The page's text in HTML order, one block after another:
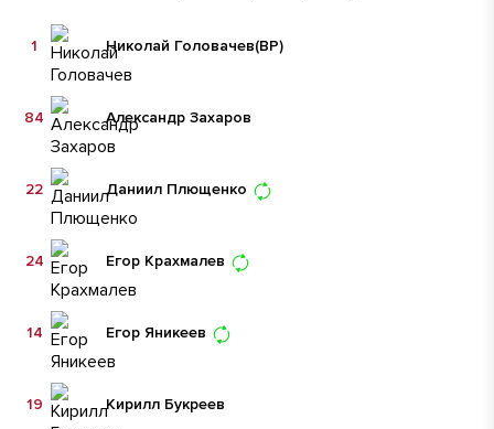
Николай Головачев(ВР)
1
Александр Захаров
84
Даниил Плющенко
22
Егор Крахмалев
24
Егор Яникеев
14
Кирилл Букреев
19